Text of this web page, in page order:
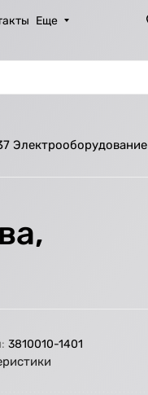
Еще
Электрооборудование
3810010-1401